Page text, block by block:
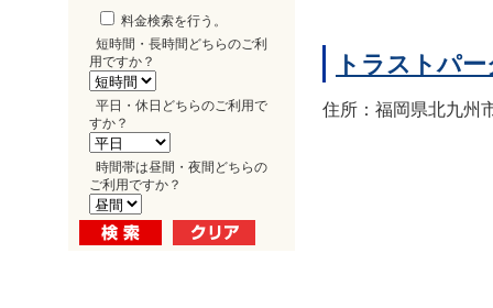
料金検索を行う。
短時間・長時間どちらのご利
用ですか？
平日・休日どちらのご利用で
すか？
時間帯は昼間・夜間どちらの
ご利用ですか？
トラストパ
住所：福岡県北九州